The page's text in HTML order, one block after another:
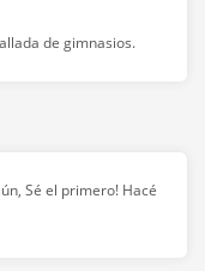
de gimnasios.
Sé el primero! Hacé